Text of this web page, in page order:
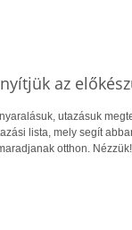
az
utazásuk
lista, mely segít
otthon. Nézzük!